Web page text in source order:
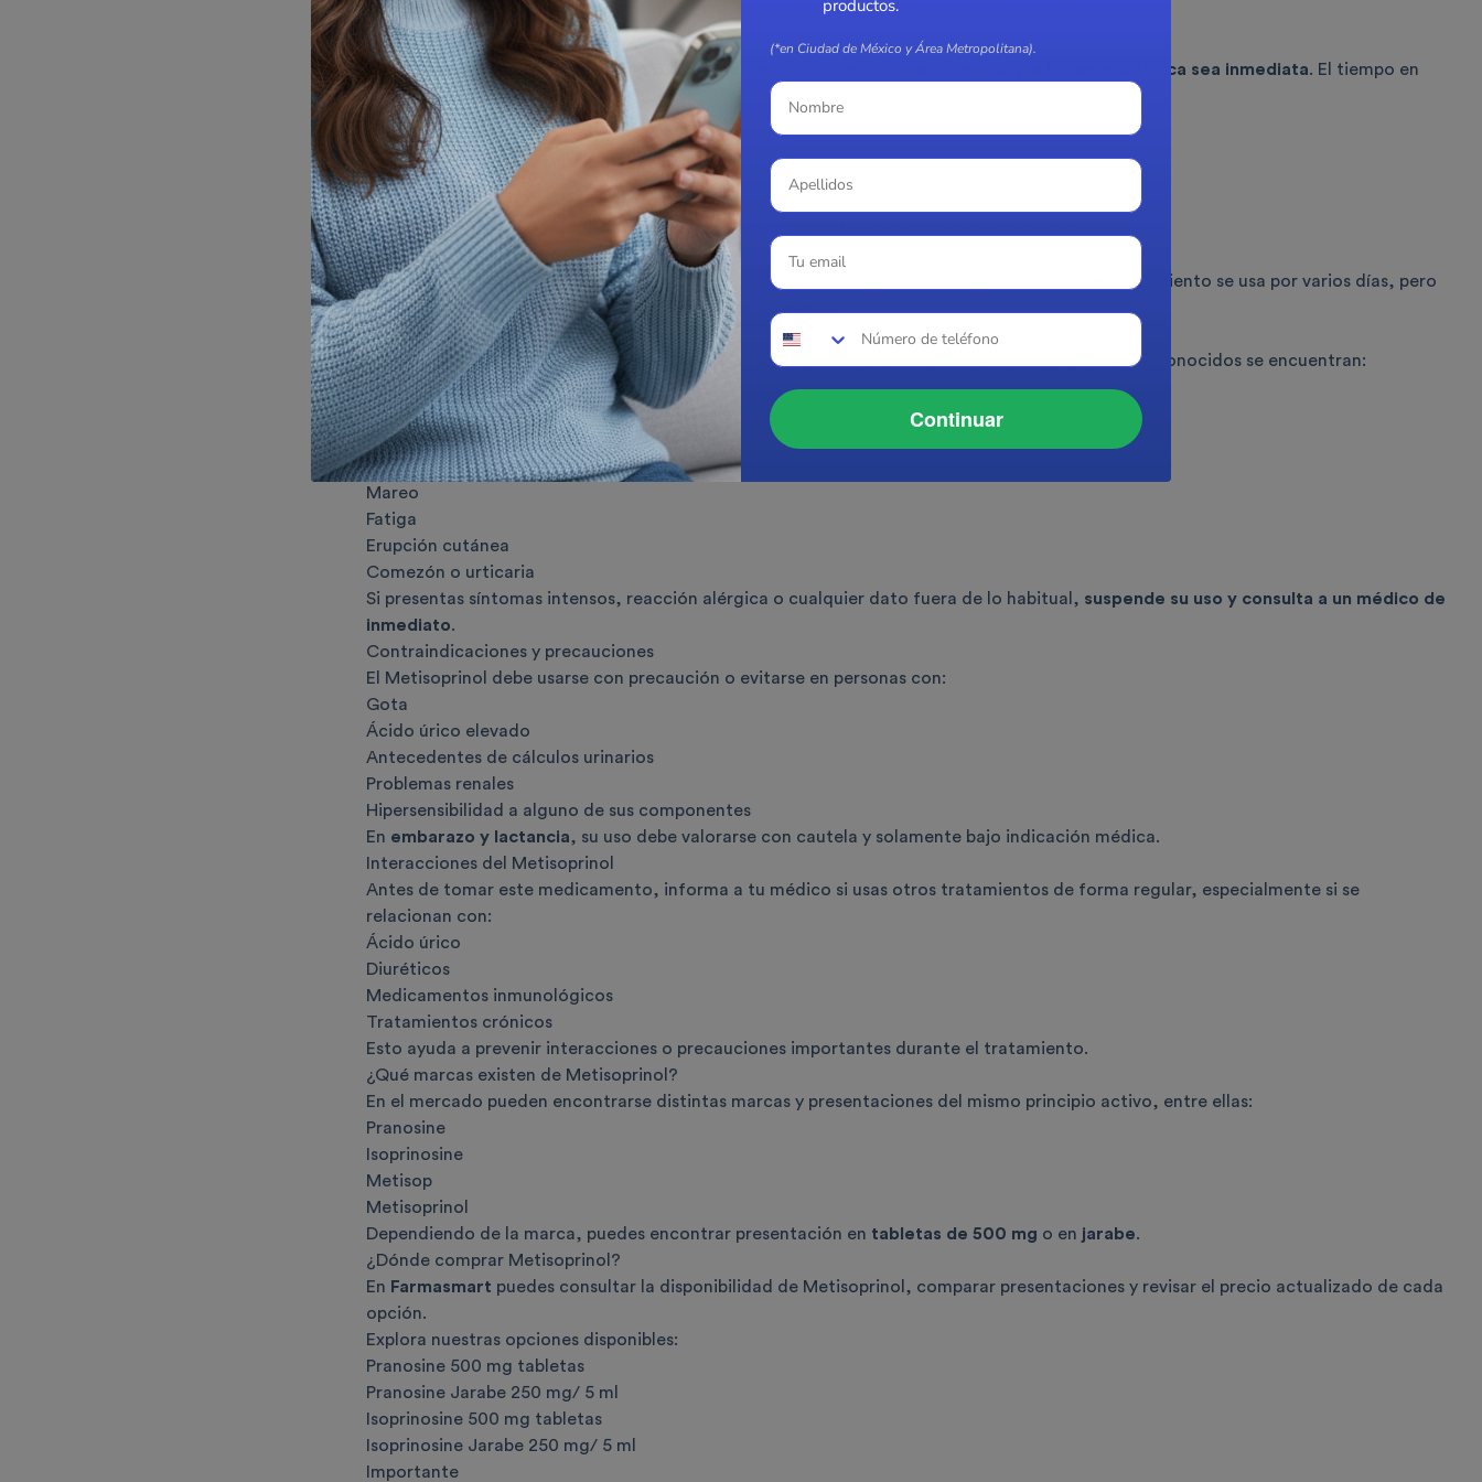
tratamiento.
¿Cuánto tiempo tarda en hacer efecto?
El medicamento puede absorberse relativamente rápido, pero eso
no significa que la mejoría clínica sea inmediata. El tiempo en
que una persona nota alivio depende de:
El tipo de infección viral
La gravedad del cuadro
El momento en que se inició el tratamiento
La respuesta individual del paciente
Si no notas mejoría o los síntomas empeoran, es importante acudir a valoración médica.
¿Cuánto tiempo se toma?
La duración del tratamiento también debe ser indicada por el médico. En muchos casos, el tratamiento se usa por varios días, pero
no debe suspenderse ni prolongarse por cuenta propia
Efectos secundarios
Como cualquier medicamento, el Metisoprinol puede causar efectos secundarios. Entre los más conocidos se encuentran:
Elevación de ácido úrico
Náusea
Molestia estomacal
Dolor de cabeza
Mareo
Fatiga
Erupción cutánea
Comezón o urticaria
Si presentas síntomas intensos, reacción alérgica o cualquier dato fuera de lo habitual, suspende su uso y consulta a un médico de
inmediato.
Contraindicaciones y precauciones
El Metisoprinol debe usarse con precaución o evitarse en personas con:
Gota
Ácido úrico elevado
Antecedentes de cálculos urinarios
Problemas renales
Hipersensibilidad a alguno de sus componentes
En embarazo y lactancia, su uso debe valorarse con cautela y solamente bajo indicación médica.
Interacciones del Metisoprinol
Antes de tomar este medicamento, informa a tu médico si usas otros tratamientos de forma regular, especialmente si se
relacionan con:
Ácido úrico
Diuréticos
Medicamentos inmunológicos
Tratamientos crónicos
Esto ayuda a prevenir interacciones o precauciones importantes durante el tratamiento.
¿Qué marcas existen de Metisoprinol?
En el mercado pueden encontrarse distintas marcas y presentaciones del mismo principio activo, entre ellas:
Pranosine
Isoprinosine
Metisop
Metisoprinol
Dependiendo de la marca, puedes encontrar presentación en tabletas de 500 mg o en jarabe.
¿Dónde comprar Metisoprinol?
En Farmasmart puedes consultar la disponibilidad de Metisoprinol, comparar presentaciones y revisar el precio actualizado de cada
opción.
Explora nuestras opciones disponibles:
Pranosine 500 mg tabletas
Pranosine Jarabe 250 mg/ 5 ml
Isoprinosine 500 mg tabletas
Isoprinosine Jarabe 250 mg/ 5 ml
Importante
productos.
(*en Ciudad de México y Área Metropolitana).
Continuar